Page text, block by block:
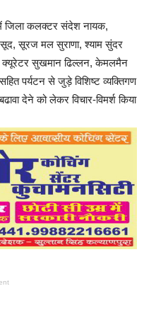
जिला कलक्टर संदेश नायक,
सूरज मल सुराणा, श्याम सुंदर
क्यूरेटर सुखमान ढिल्लन, केमलमैन
पर्यटन से जुड़े विशिष्ट व्यक्तिगण
देने को लेकर विचार-विमर्श किया